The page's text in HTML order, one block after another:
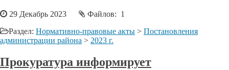
29 Декабрь 2023
Файлов: 1
Раздел: Нормативно-правовые акты > Постановления
администрации района > 2023 г.
Прокуратура информирует